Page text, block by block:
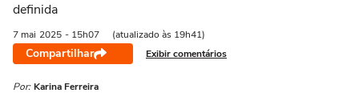
definida
7 mai 2025 - 15h07 (atualizado às 19h41)
Compartilhar Exibir comentários
Por: Karina Ferreira